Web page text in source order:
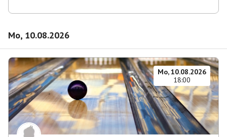
Mo, 10.08.2026
Mo, 10.08.2026
18:00